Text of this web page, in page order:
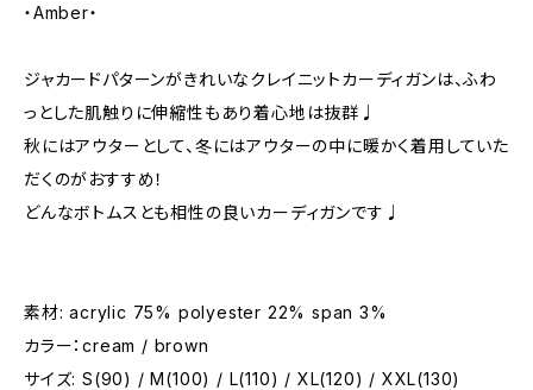
・Amber・
ジャカードパターンがきれいなクレイニットカーディガンは、ふわ
っとした肌触りに伸縮性もあり着心地は抜群♩
秋にはアウターとして、冬にはアウターの中に暖かく着用していた
だくのがおすすめ！
どんなボトムスとも相性の良いカーディガンです♩
素材: acrylic 75% polyester 22% span 3%
カラー：cream / brown
サイズ: S(90) / M(100) / L(110) / XL(120) / XXL(130)